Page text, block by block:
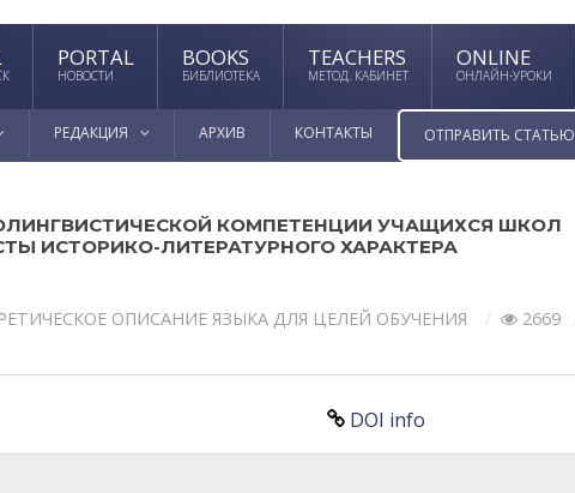
PORTAL
НОВОСТИ
BOOKS
БИБЛИОТЕКА
TEACHERS
МЕТОД. КАБИНЕТ
ONLINE
ОНЛАЙН-УРОКИ
РЕДАКЦИЯ АРХИВ КОНТАКТЫ ОТПРАВИТЬ СТАТЬЮ
КОМПЕТЕНЦИИ УЧАЩИХСЯ ШКОЛ
ИСТОРИКО-ЛИТЕРАТУРНОГО ХАРАКТЕРА
ОПИСАНИЕ ЯЗЫКА ДЛЯ ЦЕЛЕЙ ОБУЧЕНИЯ 2669
DOI info